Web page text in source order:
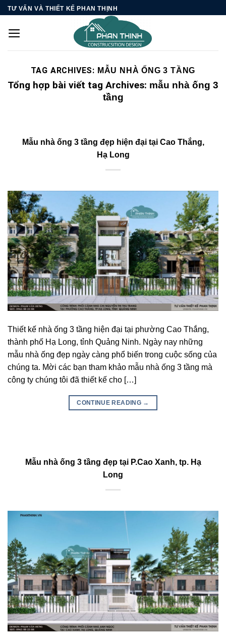
Skip
content
TƯ VẤN VÀ THIẾT KẾ PHAN THỊNH
TAG ARCHIVES: MẪU NHÀ ỐNG 3 TẦNG
Tổng hợp bài viết tag Archives: mẫu nhà ống 3
tầng
Mẫu nhà ống 3 tầng đẹp hiện đại tại Cao Thắng,
Hạ Long
Thiết kế nhà ống 3 tầng hiện đại tại phường Cao Thắng,
thành phố Hạ Long, tỉnh Quảng Ninh. Ngày nay những
mẫu nhà ống đẹp ngày càng phổ biến trong cuộc sống của
chúng ta. Mời các bạn tham khảo mẫu nhà ống 3 tầng mà
công ty chúng tôi đã thiết kế cho […]
CONTINUE READING →
Mẫu nhà ống 3 tầng đẹp tại P.Cao Xanh, tp. Hạ
Long